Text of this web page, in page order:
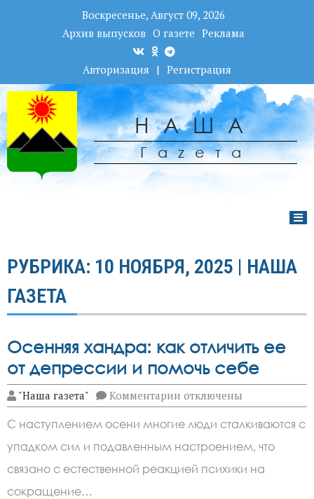
Воскресенье, Август 09, 2026
Архив выпусков О газете Реклама
Авторизация | Регистрация
НАША
Гаzета
РУБРИКА: 10 НОЯБРЯ, 2025 | НАША
ГАЗЕТА
Осенняя хандра: как отличить ее
от депрессии и помочь себе
"Наша газета" Комментарии к
записи
хандра: как
отличить
ее
от
депрессии
отключены
С наступлением осени многие люди сталкиваются с
упадком сил и подавленным настроением, что
связано с естественной реакцией психики на
сокращение…